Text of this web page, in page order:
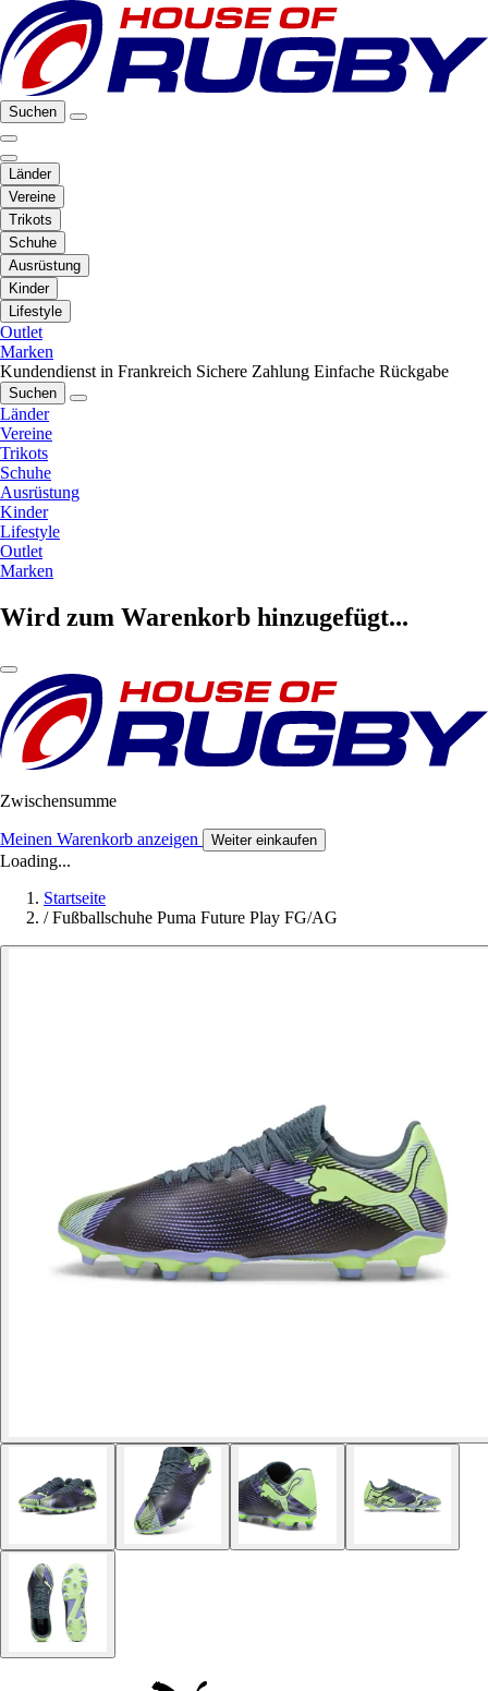
Suchen
Länder
Vereine
Trikots
Schuhe
Ausrüstung
Kinder
Lifestyle
Outlet
Marken
Kundendienst in Frankreich Sichere Zahlung Einfache Rückgabe
Suchen
Länder
Vereine
Trikots
Schuhe
Ausrüstung
Kinder
Lifestyle
Outlet
Marken
Wird zum Warenkorb hinzugefügt...
Zwischensumme
Meinen Warenkorb anzeigen Weiter einkaufen
Loading...
Startseite
/ Fußballschuhe Puma Future Play FG/AG